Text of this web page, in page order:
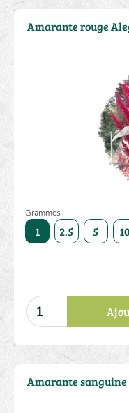
Grammes
1 2.5 5 10
Amarante rouge
Amarante